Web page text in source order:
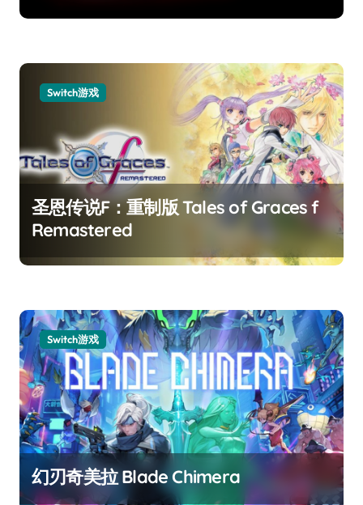
Switch游戏
圣恩传说F：重制版 Tales of Graces f
Remastered
Switch游戏
幻刃奇美拉 Blade Chimera